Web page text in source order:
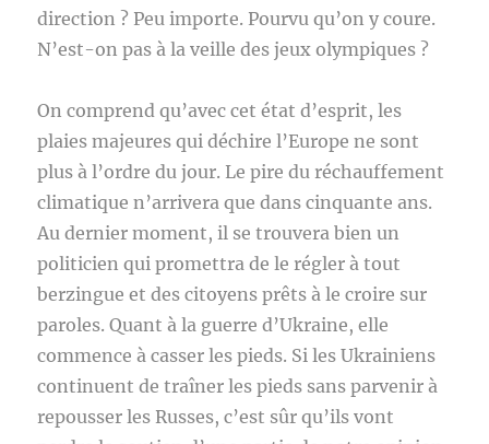
direction ? Peu importe. Pourvu qu’on y coure.
N’est-on pas à la veille des jeux olympiques ?
On comprend qu’avec cet état d’esprit, les
plaies majeures qui déchire l’Europe ne sont
plus à l’ordre du jour. Le pire du réchauffement
climatique n’arrivera que dans cinquante ans.
Au dernier moment, il se trouvera bien un
politicien qui promettra de le régler à tout
berzingue et des citoyens prêts à le croire sur
paroles. Quant à la guerre d’Ukraine, elle
commence à casser les pieds. Si les Ukrainiens
continuent de traîner les pieds sans parvenir à
repousser les Russes, c’est sûr qu’ils vont